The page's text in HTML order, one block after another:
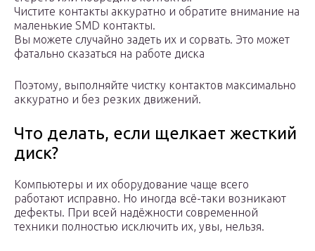
Чистите контакты аккуратно и обратите внимание на
маленькие SMD контакты.
Вы можете случайно задеть их и сорвать. Это может
фатально сказаться на работе диска
Поэтому, выполняйте чистку контактов максимально
аккуратно и без резких движений.
Что делать, если щелкает жесткий
диск?
Компьютеры и их оборудование чаще всего
работают исправно. Но иногда всё-таки возникают
дефекты. При всей надёжности современной
техники полностью исключить их, увы, нельзя.